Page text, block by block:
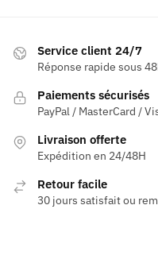
Service client 24/7
Réponse rapide sous
Paiements sécurisés
PayPal / MasterCard /
Livraison offerte
Expédition en 24/48H
Retour facile
30 jours satisfait ou